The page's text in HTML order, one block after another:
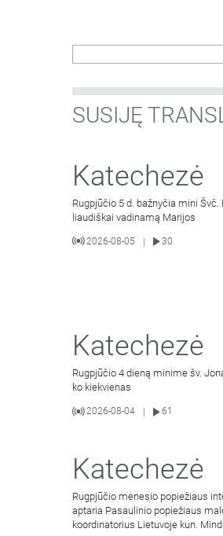
SUSIJĘ
Katechezė
Rugpjūčio 5 d. bažnyčia mini
liaudiškai vadinamą Marijos
2026-08-05 | 30
Katechezė
Rugpjūčio 4 dieną minime šv.
ko kiekvienas
2026-08-04 61
Katechezė
Rugpjūčio mėnesio popiežiaus
aptaria Pasaulinio popiežiaus
koordinatorius Lietuvoje kun.